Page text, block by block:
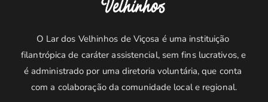
O Lar dos Velhinhos de Viçosa é uma instituição
filantrópica de caráter assistencial, sem fins lucrativos, e
é administrado por uma diretoria voluntária, que conta
com a colaboração da comunidade local e regional.